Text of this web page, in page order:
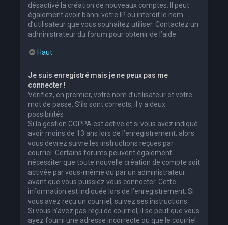
désactivé la création de nouveaux comptes. Il peut
également avoir banni votre IP ou interdit le nom
d’utilisateur que vous souhaitez utiliser. Contactez un
administrateur du forum pour obtenir de l’aide.
Haut
Je suis enregistré mais je ne peux pas me
connecter !
Vérifiez, en premier, votre nom d’utilisateur et votre
mot de passe. S’ils sont corrects, il y a deux
possibilités :
Si la gestion COPPA est active et si vous avez indiqué
avoir moins de 13 ans lors de l’enregistrement, alors
vous devrez suivre les instructions reçues par
courriel. Certains forums peuvent également
nécessiter que toute nouvelle création de compte soit
activée par vous-même ou par un administrateur
avant que vous puissiez vous connecter. Cette
information est indiquée lors de l’enregistrement. Si
vous avez reçu un courriel, suivez ses instructions.
Si vous n’avez pas reçu de courriel, il se peut que vous
ayez fourni une adresse incorrecte ou que le courriel